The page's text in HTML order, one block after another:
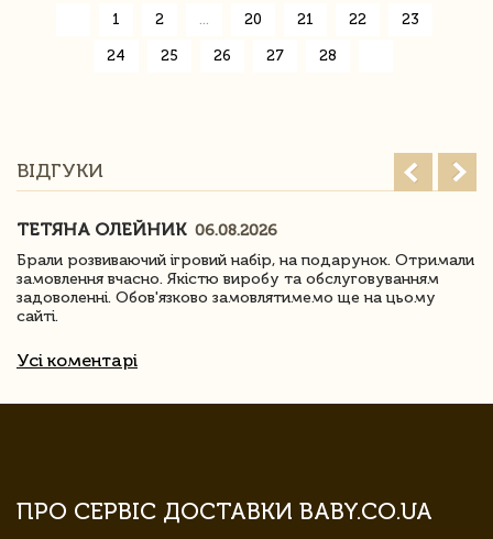
1 2 20 21 22 23
24 25 26 27 28
ВІДГУКИ
ТЕТЯНА ОЛЕЙНИК 06.08.2026
Брали розвиваючий ігровий набір, на подарунок. Отримали
замовлення вчасно. Якістю виробу та обслуговуванням
задоволенні. Обов'язково замовлятимемо ще на цьому
сайті.
Усі коментарі
ПРО СЕРВІС ДОСТАВКИ BABY.CO.UA